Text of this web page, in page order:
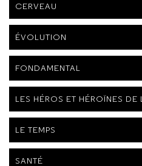
CERVEAU
ÉVOLUTION
FONDAMENTAL
LES HÉROS ET HÉROÏNES
LE TEMPS
SANTÉ